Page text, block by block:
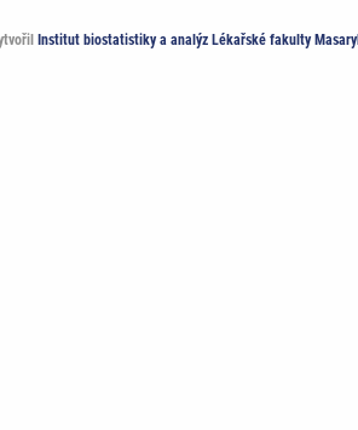
Institut biostatistiky a analýz Lékařské fakulty